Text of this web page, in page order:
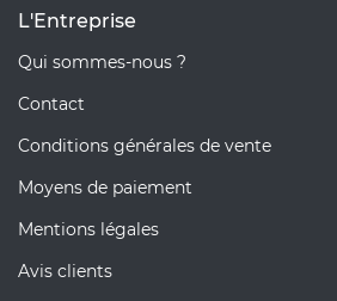
L'Entreprise
Qui sommes-nous ?
Contact
Conditions générales de vente
Moyens de paiement
Mentions légales
Avis clients